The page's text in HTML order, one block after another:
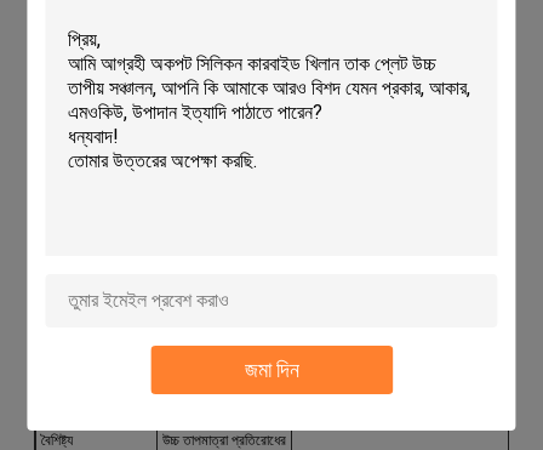
জমা দিন
টেকনিক্যাল প্যারামিটারঃ
টেকনিক্যাল প্যারামিটার
স্থায়িত্ব
দীর্ঘ সময়
৭-৮%
বৈশিষ্ট্য
উচ্চ তাপমাত্রা প্রতিরোধের